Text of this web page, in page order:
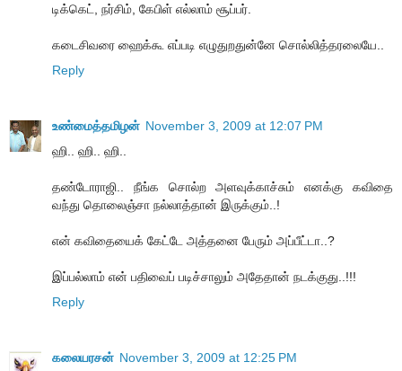
டிக்கெட், நர்சிம், கேபிள் எல்லாம் சூப்பர்.
கடைசிவரை ஹைக்கூ எப்படி எழுதுறதுன்னே சொல்லித்தரலையே..
Reply
உண்மைத்தமிழன் November 3, 2009 at 12:07 PM
ஹி.. ஹி.. ஹி..
தண்டோராஜி.. நீங்க சொல்ற அளவுக்காச்சும் எனக்கு கவிதை
வந்து தொலைஞ்சா நல்லாத்தான் இருக்கும்..!
என் கவிதையைக் கேட்டே அத்தனை பேரும் அப்பீட்டா..?
இப்பல்லாம் என் பதிவைப் படிச்சாலும் அதேதான் நடக்குது..!!!
Reply
கலையரசன் November 3, 2009 at 12:25 PM